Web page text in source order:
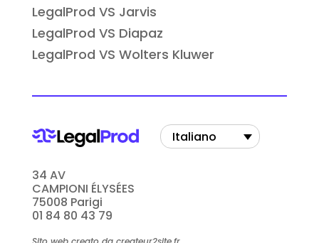
LegalProd VS Jarvis
LegalProd VS Diapaz
LegalProd VS Wolters Kluwer
34 AV
CAMPIONI ÉLYSÉES
75008 Parigi
01 84 80 43 79
Italiano